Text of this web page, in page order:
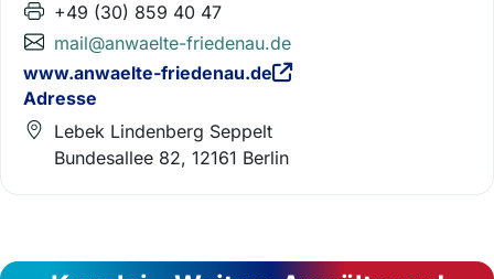
+49 (30) 859 40 47
mail@anwaelte-friedenau.de
www.anwaelte-friedenau.de
Adresse
Lebek Lindenberg Seppelt
Bundesallee 82, 12161 Berlin